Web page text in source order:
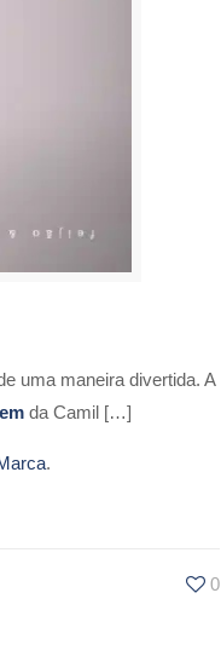
uma maneira divertida. A
da Camil […]
.
0